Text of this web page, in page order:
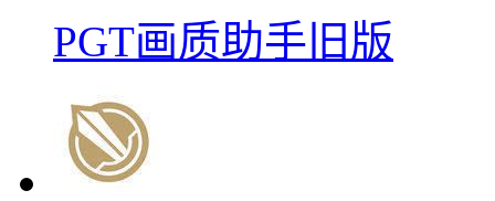
PGT画质助手旧版